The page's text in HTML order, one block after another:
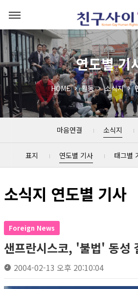
연도별 기
HOME 활동 소식지
마음연결 소식지
표지 연도별 기사 태그별
소식지 연도별 기사
Foreign News
샌프란시스코, '불법' 동성
2004-02-13 오후 20:10:04